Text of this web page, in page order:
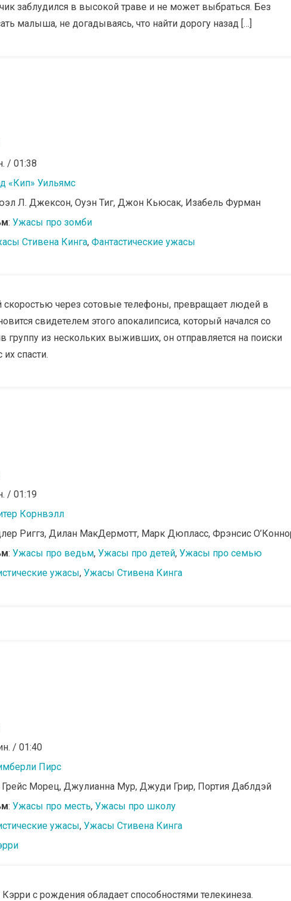
заблудился в высокой траве и не может выбраться. Без
малыша, не догадываясь, что найти дорогу назад […]
/ 01:38
«Кип» Уильямс
Л. Джексон, Оуэн Тиг, Джон Кьюсак, Изабель Фурман
: Ужасы про зомби
Стивена Кинга, Фантастические ужасы
через сотовые телефоны, превращает людей в
свидетелем этого апокалипсиса, который начался со
группу из нескольких выживших, он отправляется на поиски
спасти.
/ 01:19
Корнвэлл
Риггз, Дилан МакДермотт, Марк Дюпласс, Фрэнсис
: Ужасы про ведьм, Ужасы про детей, Ужасы про семью
ужасы, Ужасы Стивена Кинга
/ 01:40
Пирс
Грейс Морец, Джулианна Мур, Джуди Грир, Портия Даблдэй
: Ужасы про месть, Ужасы про школу
ужасы, Ужасы Стивена Кинга
с рождения обладает способностями телекинеза.